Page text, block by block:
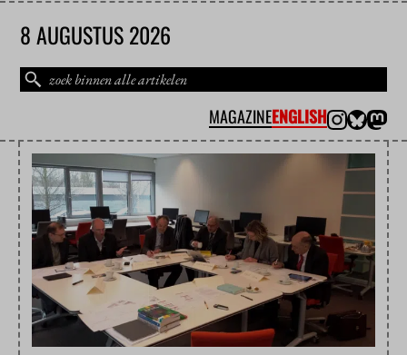
8 AUGUSTUS 2026
MAGAZINEENGLISH